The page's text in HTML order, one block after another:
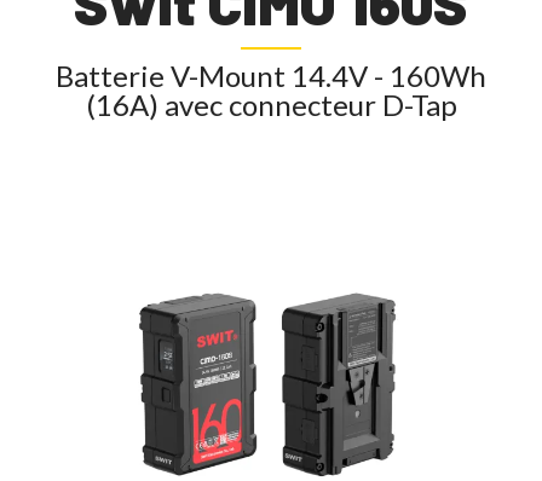
Batterie V-Mount 14.4V - 160Wh
(16A) avec connecteur D-Tap